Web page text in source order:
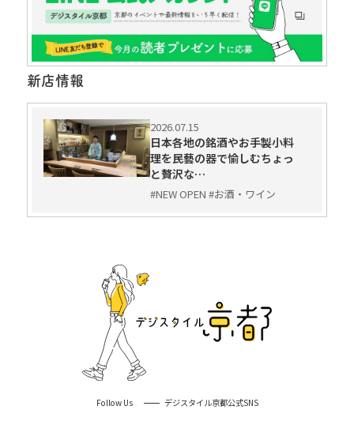
新店情報
2026.07.15
日本各地の銘酒やお手製小料
理を民藝の器で愉しむちょっ
と贅沢な…
#NEW OPEN #お酒・ワイン
Follow Us デジスタイル京都公式SNS